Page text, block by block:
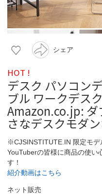
シェア
HOT !
デスク パソコン
ブル ワークデス
Amazon.co.jp:
さなデスクモダ
※CJSINSTITUTE.IN 限定モデ
YouTuberの皆様に商品の使い
す！
紹介動画はこちら
ネット販売